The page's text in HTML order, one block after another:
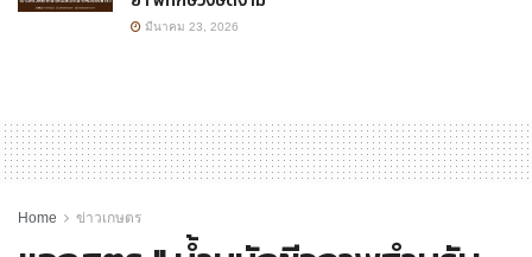
มีนาคม 23, 2026
Home ข่าวเกษตร